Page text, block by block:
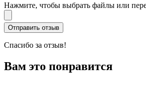
Нажмите, чтобы выбрать файлы или
Спасибо за отзыв!
Вам это понравится